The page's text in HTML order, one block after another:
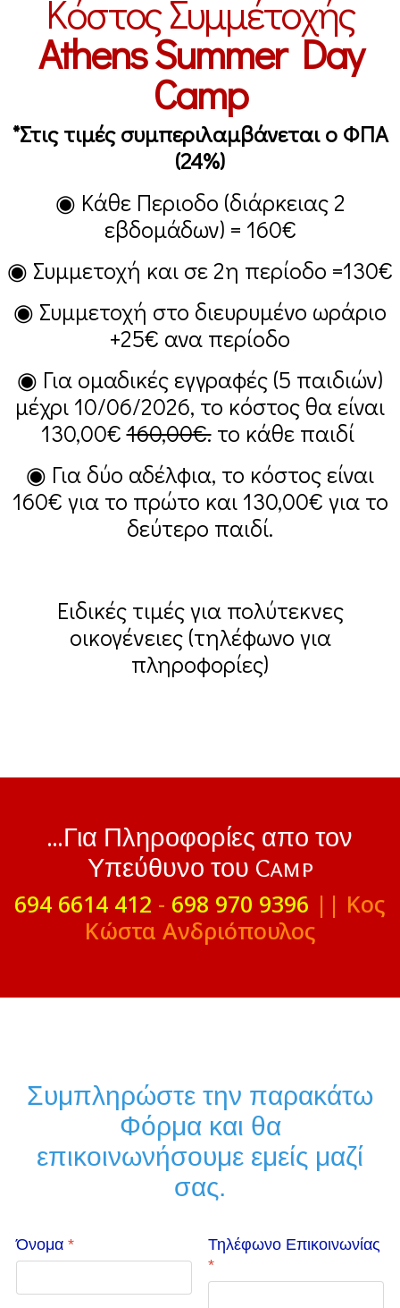
Κόστος Συμμέτοχής
Athens Summer Day
Camp
*Στις τιμές συμπεριλαμβάνεται ο ΦΠΑ
(24%)
◉ Κάθε Περιοδο (διάρκειας 2
εβδομάδων) = 160€
◉ Συμμετοχή και σε 2η περίοδο =130€
◉ Συμμετοχή στο διευρυμένο ωράριο
+25€ ανα περίοδο
◉ Για ομαδικές εγγραφές (5 παιδιών)
μέχρι 10/06/2026, το κόστος θα είναι
130,00€160,00€.το κάθε παιδί
◉ Για δύο αδέλφια, το κόστος είναι
160€ για το πρώτο και 130,00€ για το
δεύτερο παιδί.
Ειδικές τιμές για πολύτεκνες
οικογένειες (τηλέφωνο για
πληροφορίες)
...Για Πληροφορίες απο τον
Υπεύθυνο του Camp
694 6614 412 - 698 970 9396 || Κος
Κώστα Ανδριόπουλος
Συμπληρώστε την παρακάτω
Φόρμα και θα
επικοινωνήσουμε εμείς μαζί
σας.
Όνομα *
Τηλέφωνο Επικοινωνίας
*